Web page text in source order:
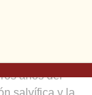
preferencial de
impresa,
años del
salvífica y la